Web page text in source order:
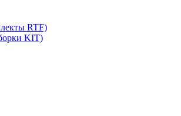
RTF)
KIT)